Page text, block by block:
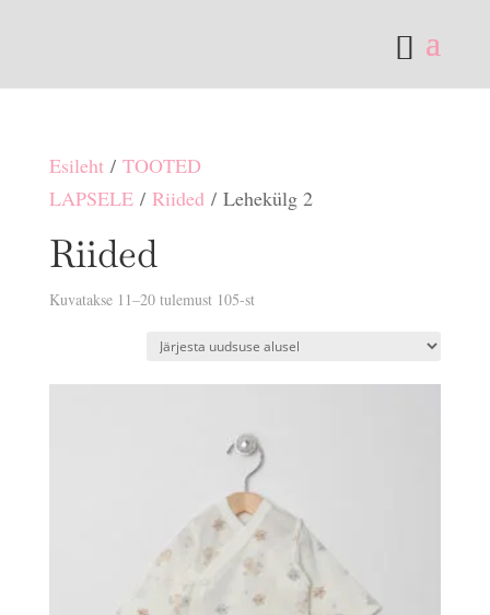
Esileht/ TOOTED
LAPSELE/ Riided/ Lehekülg 2
Riided
Kuvatakse 11–20 tulemust 105-stSorditud